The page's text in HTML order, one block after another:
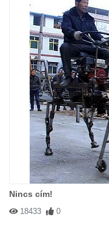
Nincs cím!
18433 0